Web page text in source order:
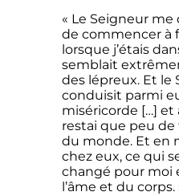
« Le Seigneur me
de commencer à
lorsque j’étais
semblait
des lépreux. Et le
conduisit parmi
miséricorde […] et
restai que peu
du monde. Et en
chez eux, ce qui
changé pour moi
l’âme et du corps.